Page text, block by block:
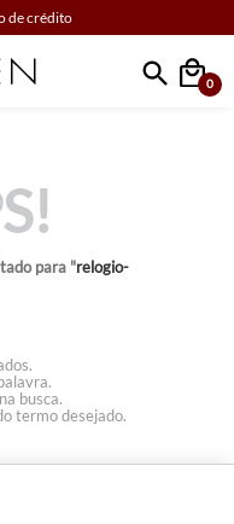
de crédito
0
para "relogio-
busca.
termo desejado.